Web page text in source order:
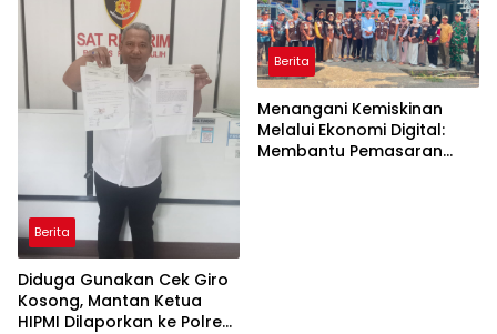
Berita
Diduga Gunakan Cek Giro
Kosong, Mantan Ketua
HIPMI Dilaporkan ke Polres
Berita
Menangani Kemiskinan
Melalui Ekonomi Digital:
Membantu Pemasaran